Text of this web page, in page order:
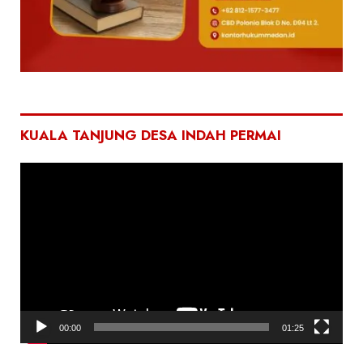
KUALA TANJUNG DESA INDAH PERMAI
00:00 01:25